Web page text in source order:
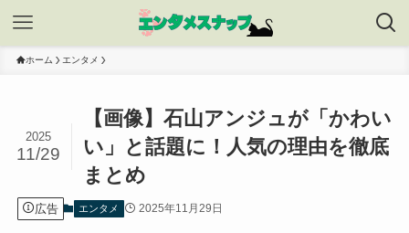
ホーム エンタメ
【画像】石山アンジュが「かわい
い」と話題に！人気の理由を徹底
まとめ
2025
11/29
広告 エンタメ 2025年11月29日